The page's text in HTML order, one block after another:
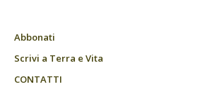
Abbonati
Scrivi a Terra e Vita
CONTATTI